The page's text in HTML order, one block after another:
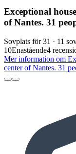
Exceptional
of Nantes. 31
Sovplats för 31 · 11
10Enastående4
Mer information om
center of Nantes. 31